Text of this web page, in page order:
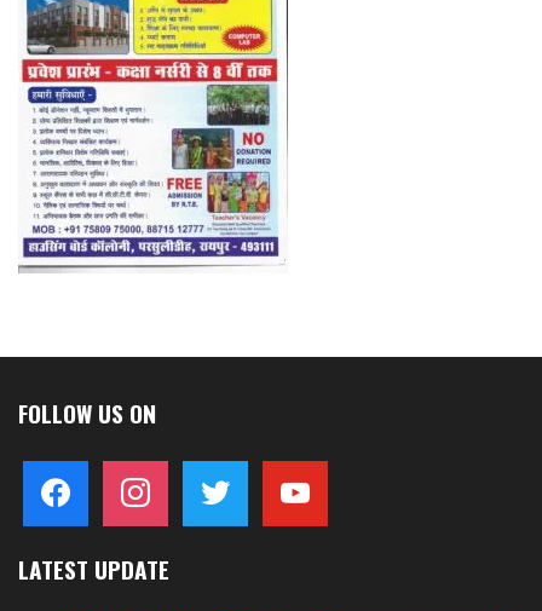
FOLLOW US ON
facebook instagram twitter youtube
LATEST UPDATE